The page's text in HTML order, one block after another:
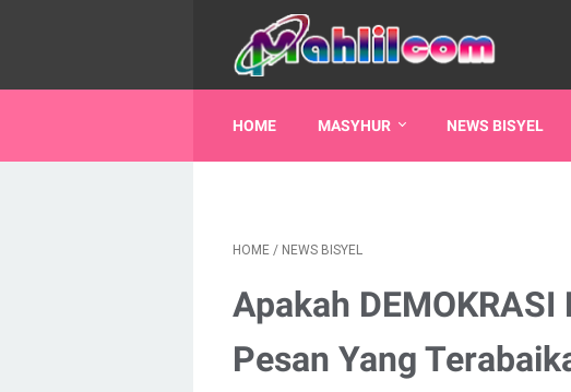
HOME MASYHUR NEWS BISYEL
HOME / NEWS BISYEL
Apakah
Pesan Yang